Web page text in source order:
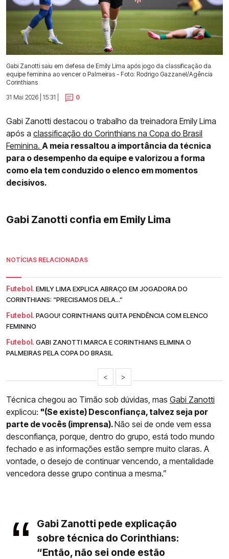
Gabi Zanotti saiu em defesa de Emily Lima após jogo da classificação da
equipe feminina ao vencer o Palmeiras - Foto: Rodrigo Gazzanel/Agência
Corinthians
31 Mai 2026 | 15:31 |
0
Gabi Zanotti destacou o trabalho da treinadora Emily Lima
após a classificação do Corinthians na Copa do Brasil
Feminina. A meia ressaltou a importância da técnica
para o desempenho da equipe e valorizou a forma
como ela tem conduzido o elenco em momentos
decisivos.
Gabi Zanotti confia em Emily Lima
NOTÍCIAS RELACIONADAS
Futebol. EMILY LIMA EXPLICA ABRAÇO EM JOGADORA DO
CORINTHIANS: “PRECISAMOS DELA...”
Futebol. PAGOU! CORINTHIANS QUITA PENDÊNCIA COM ELENCO
FEMININO
Futebol. GABI ZANOTTI MARCA E CORINTHIANS ELIMINA O
PALMEIRAS PELA COPA DO BRASIL
< >
Técnica chegou ao Timão sob dúvidas, mas Gabi Zanotti
explicou: "(Se existe) Desconfiança, talvez seja por
parte de vocês (imprensa).Não sei de onde vem essa
desconfiança, porque, dentro do grupo, está todo mundo
fechado e as informações estão sempre muito claras. A
vontade, o desejo de continuar vencendo, a mentalidade
vencedora desse grupo continua a mesma.”
Gabi Zanotti pede explicação
sobre técnica do Corinthians:
“Então, não sei onde estão